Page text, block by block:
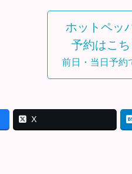
ホットペッ
予約はこち
前日・当日予約
X